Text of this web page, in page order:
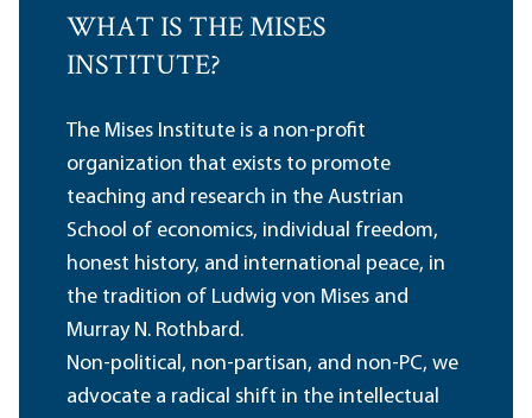
WHAT IS THE MISES
INSTITUTE?
The Mises Institute is a non-profit
organization that exists to promote
teaching and research in the Austrian
School of economics, individual freedom,
honest history, and international peace, in
the tradition of Ludwig von Mises and
Murray N. Rothbard.
Non-political, non-partisan, and non-PC, we
advocate a radical shift in the intellectual